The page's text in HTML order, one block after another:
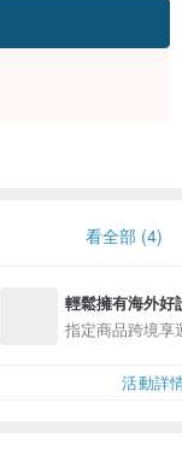
看全部 (4)
輕鬆擁有海外好
指定商品跨境享
活動詳